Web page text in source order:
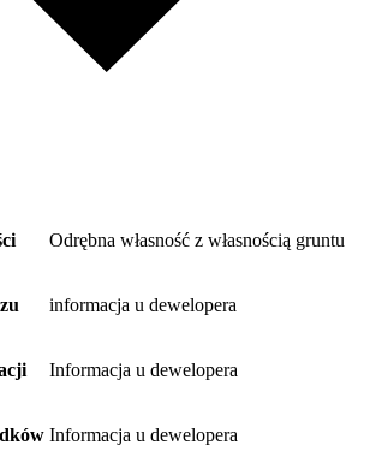
Odrębna własność z własnością gruntu
informacja u dewelopera
Informacja u dewelopera
Informacja u dewelopera